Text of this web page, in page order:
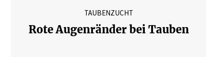
TAUBENZUCHT
Rote Augenränder bei Tauben